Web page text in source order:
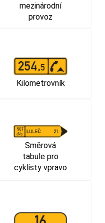
mezinárodní
provoz
Kilometrovník
Směrová
tabule pro
cyklisty vpravo